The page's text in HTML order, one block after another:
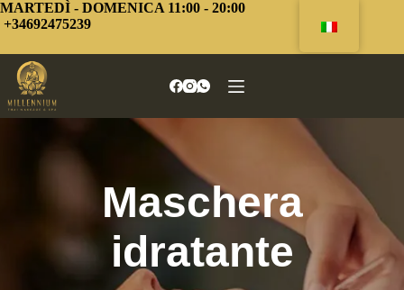
Vai
al
MARTEDÌ - DOMENICA 11:00 - 20:00
+34692475239
Maschera
idratante